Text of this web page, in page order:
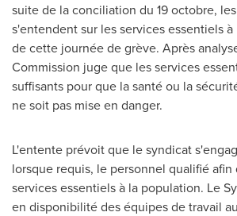
suite de la conciliation du 19 octobre,
s'entendent sur les services essentiels
de cette journée de grève. Après
Commission juge que les services
suffisants pour que la santé ou la
ne soit pas mise en danger.
L'entente prévoit que le syndicat
lorsque requis, le personnel qualifié afin
services essentiels à la population. Le
en disponibilité des équipes de travail